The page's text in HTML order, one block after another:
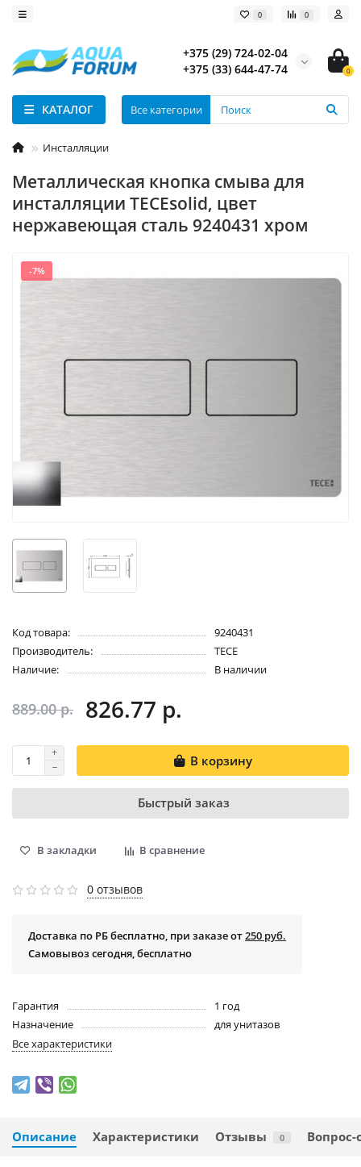
0 0
+375 (29) 724-02-04
+375 (33) 644-47-74
0
КАТАЛОГ Все категории
Инсталляции
Металлическая кнопка смыва для
инсталляции TECEsolid, цвет
нержавеющая сталь 9240431 хром
-7%
Код товара:
9240431
Производитель:
TECE
Наличие:
В наличии
889.00 р. 826.77 р.
В корзину
Быстрый заказ
В закладки В сравнение
0 отзывов
Доставка по РБ бесплатно, при заказе от250 руб.
Самовывоз сегодня, бесплатно
Гарантия
1 год
Назначение
для унитазов
Все характеристики
Описание Характеристики Отзывы 0 Вопрос-